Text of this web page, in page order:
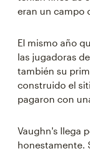
eran un campo
El mismo año
las jugadoras
también su
construido el
pagaron con
Vaughn's llega
honestamente.